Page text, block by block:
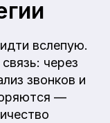
вслепую.
через
звонков и
—